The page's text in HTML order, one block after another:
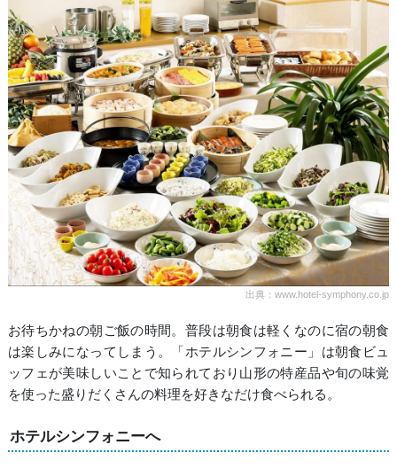
出典：www.hotel-symphony.co.jp
お待ちかねの朝ご飯の時間。普段は朝食は軽くなのに宿の朝食
は楽しみになってしまう。「ホテルシンフォニー」は朝食ビュ
ッフェが美味しいことで知られており山形の特産品や旬の味覚
を使った盛りだくさんの料理を好きなだけ食べられる。
ホテルシンフォニーへ